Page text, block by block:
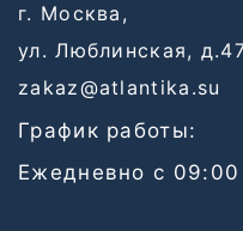
г. Москва,
ул. Люблинская,
zakaz@atlantika.su
График работы:
Ежедневно с